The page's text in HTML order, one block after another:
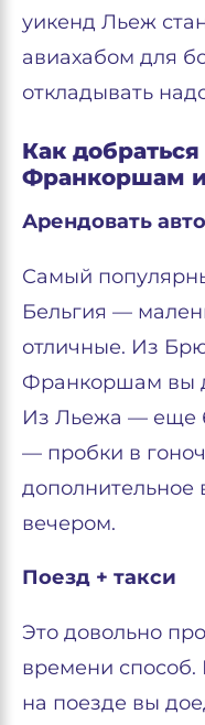
уикенд Льеж
авиахабом для
откладывать
Как
Франкоршам
Арендовать
Самый
Бельгия —
отличные. Из
Франкоршам вы
Из Льежа — еще
— пробки в
дополнительное
вечером.
Поезд + такси
Это довольно
времени способ.
на поезде вы